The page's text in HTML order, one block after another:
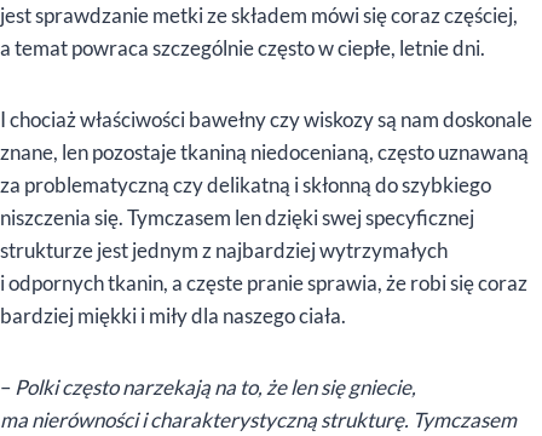
jest sprawdzanie metki ze składem mówi się coraz częściej,
a temat powraca szczególnie często w ciepłe, letnie dni.
I chociaż właściwości bawełny czy wiskozy są nam doskonale
znane, len pozostaje tkaniną niedocenianą, często uznawaną
za problematyczną czy delikatną i skłonną do szybkiego
niszczenia się. Tymczasem len dzięki swej specyficznej
strukturze jest jednym z najbardziej wytrzymałych
i odpornych tkanin, a częste pranie sprawia, że robi się coraz
bardziej miękki i miły dla naszego ciała.
– Polki często narzekają na to, że len się gniecie,
ma nierówności i charakterystyczną strukturę. Tymczasem